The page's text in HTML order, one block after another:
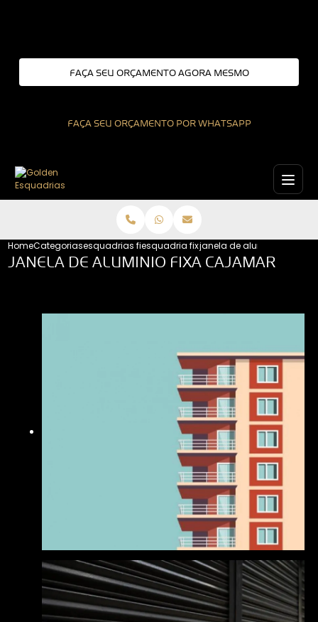
FAÇA SEU ORÇAMENTO AGORA MESMO
FAÇA SEU ORÇAMENTO POR WHATSAPP
HomeCategoriasesquadrias fixasesquadria fixajanela de aluminio fixa
JANELA DE ALUMINIO FIXA CAJAMAR